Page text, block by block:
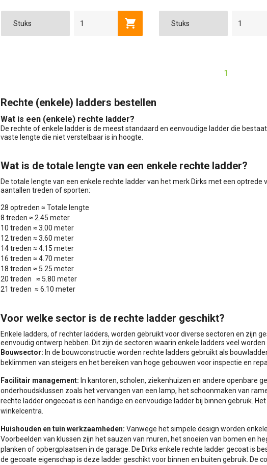
Toevoegen aan winkelwagen
12 SPORTS 14
1
Rechte (enkele) ladders bestellen
Wat is een (enkele) rechte ladder?
De rechte of enkele ladder is de meest standaard en eenvoudige ladder die
vaste lengte die niet verstelbaar is in hoogte.
Wat is de totale lengte van een enkele rechte ladder?
De totale lengte van een enkele rechte ladder van het merk Dirks met een
aantallen treden of sporten:
28 optreden ≈ Totale lengte
8 treden ≈ 2.45 meter
10 treden ≈ 3.00 meter
12 treden ≈ 3.60 meter
14 treden ≈ 4.15 meter
16 treden ≈ 4.70 meter
18 treden ≈ 5.25 meter
20 treden ≈ 5.80 meter
21 treden ≈ 6.10 meter
Voor welke sector is de rechte ladder geschikt?
Enkele ladders, of rechter ladders, worden gebruikt voor diverse sectoren en zijn
eenvoudig ontwerp hebben. Dit zijn de sectoren waarin enkele ladders veel
Bouwsector: In de bouwconstructie worden rechte ladders gebruikt als
beklimmen van steigers en het bereiken van hoge gebouwen voor inspectie en
Facilitair management: In kantoren, scholen, ziekenhuizen en andere openbare
onderhoudsklussen zoals het vervangen van een lamp, het schoonmaken van
rechte ladder ongecoat is een handige en eenvoudige ladder bij binnen gebruik.
winkelcentra.
Huishouden en tuin werkzaamheden: Vanwege het simpele design worden
Voorbeelden van klussen zijn het sauzen van muren, het snoeien van bomen en
planken of opbergplaatsen in de garage. De Dirks enkele rechte ladder gecoat is
de gecoate eigenschap is deze ladder geschikt voor binnen en buiten gebruik. De